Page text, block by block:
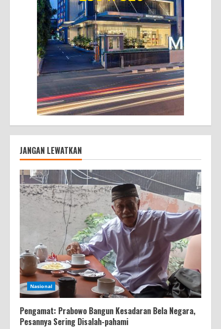
JANGAN LEWATKAN
Nasional
Pengamat: Prabowo Bangun Kesadaran Bela Negara,
Pesannya Sering Disalah-pahami